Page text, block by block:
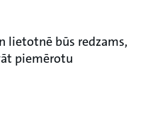
lietotnē būs redzams,
piemērotu